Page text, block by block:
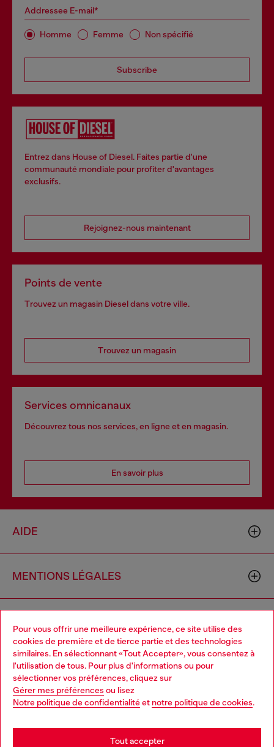
Pour vous offrir une meilleure expérience, ce site utilise des
cookies de première et de tierce partie et des technologies
similaires. En sélectionnant «Tout Accepter», vous consentez à
l'utilisation de tous. Pour plus d'informations ou pour
sélectionner vos préférences, cliquez sur
Gérer mes préférences ou lisez
Notre politique de confidentialitéet notre politique de cookies.
Tout accepter
Addressee E-mail*
Homme Femme Non spécifié
Subscribe
Entrez dans House of Diesel. Faites partie d'une
communauté mondiale pour profiter d'avantages
exclusifs.
Rejoignez-nous maintenant
Points de vente
Trouvez un magasin Diesel dans votre ville.
Trouvez un magasin
Services omnicanaux
Découvrez tous nos services, en ligne et en magasin.
En savoir plus
AIDE
MENTIONS LÉGALES
CORPORATE
Choose your location
You are currently browsing Suisse website, but it seems you
may be based in United States